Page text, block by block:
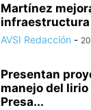
Martínez
infraestructura
AVSI Redacción -
Presentan
manejo del
Presa...